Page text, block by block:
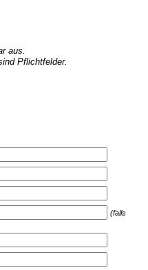
aus.
Pflichtfelder.
(falls